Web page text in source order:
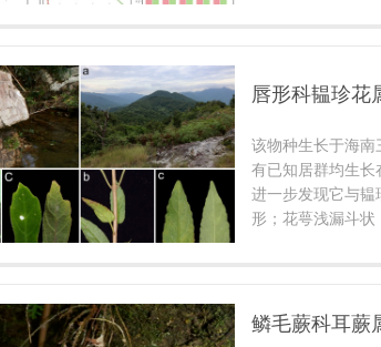
估；2.在重复序列
从而导致基因组大
度）等参数设置，
²值与残差也受到
唇形科韫珍
该物种生长于海南
有已知居群均生长
进一步发现它与韫
形；花萼浅漏斗
定为韫珍花属未被
鳞毛蕨科耳蕨